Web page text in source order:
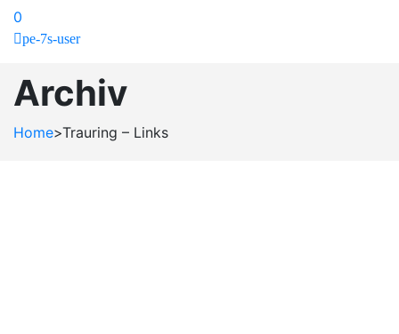
0
pe-7s-user
Archiv
Home>Trauring – Links